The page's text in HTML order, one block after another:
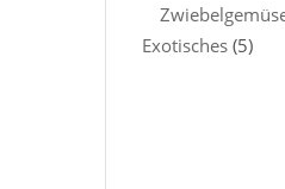
Exotisches (5)